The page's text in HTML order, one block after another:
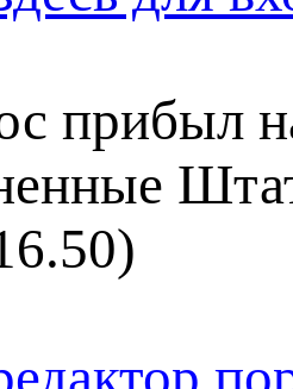
прибыл